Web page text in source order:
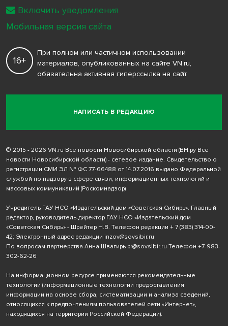
НАПИСАТЬ В РЕДАКЦИЮ
16+
При полном или частичном использовании
материалов, опубликованных на сайте VN.ru,
обязательна активная гиперссылка на сайт
© 2015 - 2026 VN.ru Все новости Новосибирской области (ВН.ру Все
новости Новосибирской области) - сетевое издание. Свидетельство о
регистрации СМИ ЭЛ № ФС 77-66488 от 14.07.2016 выдано Федеральной
службой по надзору в сфере связи, информационных технологий и
массовых коммуникаций (Роскомнадзор)
Учредитель ГАУ НСО «Издательский дом «Советская Сибирь». Главный
редактор, руководитель-директор ГАУ НСО «Издательский дом
«Советская Сибирь» - Шрейтер Н.В. Телефон редакции + 7 (383) 314-00-
42; Электронный адрес редакции inzov@sovsibir.ru
По вопросам партнерства Анна Швагирь pr@sovsibir.ru Телефон +7-983-
302-62-26
На информационном ресурсе применяются рекомендательные
технологии (информационные технологии предоставления
информации на основе сбора, систематизации и анализа сведений,
относящихся к предпочтениям пользователей сети «Интернет»,
находящихся на территории Российской Федерации).
Включить уведомления
Мобильная версия сайта